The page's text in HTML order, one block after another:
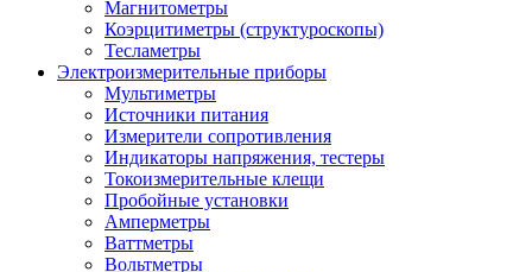
Магнитометры
Коэрцитиметры (структуроскопы)
Тесламетры
Электроизмерительные приборы
Мультиметры
Источники питания
Измерители сопротивления
Индикаторы напряжения, тестеры
Токоизмерительные клещи
Пробойные установки
Амперметры
Ваттметры
Вольтметры